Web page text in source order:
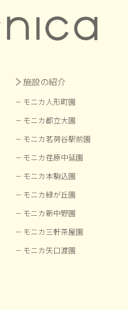
施設の紹介
モニカ人形町園
モニカ都立大園
モニカ茗荷谷駅前園
モニカ荏原中延園
モニカ本駒込園
モニカ緑が丘園
モニカ新中野園
モニカ三軒茶屋園
モニカ矢口渡園